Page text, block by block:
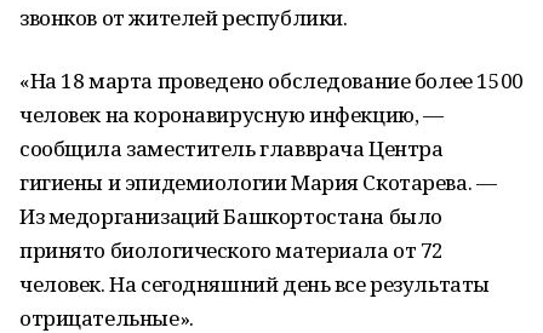
звонков от жителей республики.
«На 18 марта проведено обследование более 1500
человек на коронавирусную инфекцию, —
сообщила заместитель главврача Центра
гигиены и эпидемиологии Мария Скотарева. —
Из медорганизаций Башкортостана было
принято биологического материала от 72
человек. На сегодняшний день все результаты
отрицательные».